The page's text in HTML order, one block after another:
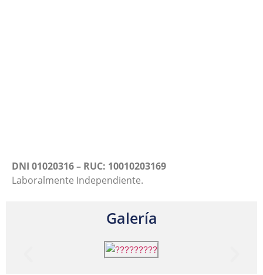
DNI 01020316 – RUC: 10010203169
Laboralmente Independiente.
Galería